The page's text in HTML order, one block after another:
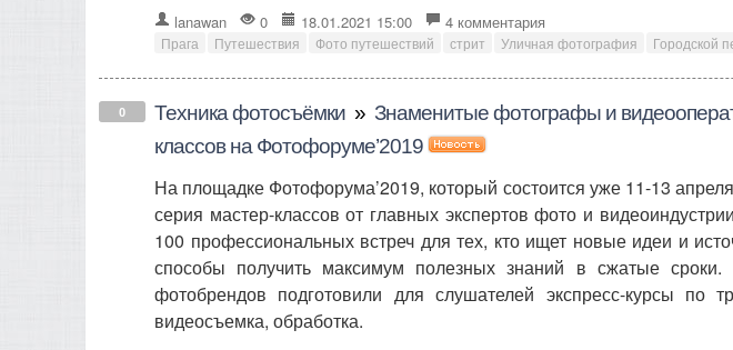
lanawan 0 18.01.2021 15:00 4 комментария
Прага Путешествия Фото путешествий стрит Уличная фотография Городской
0 Техника фотосъёмки » Знаменитые фотографы и
классов на Фотофоруме’2019
На площадке Фотофорума’2019, который состоится уже 11-13
серия мастер-классов от главных экспертов фото и
100 профессиональных встреч для тех, кто ищет новые идеи и
способы получить максимум полезных знаний в сжатые
фотобрендов подготовили для слушателей экспресс-курсы по
видеосъемка, обработка.